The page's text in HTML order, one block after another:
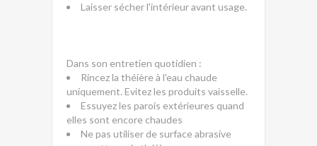
Laisser sécher l'intérieur avant usage.
Dans son entretien quotidien :
Rincez la théière à l'eau chaude
uniquement. Evitez les produits vaisselle.
Essuyez les parois extérieures quand
elles sont encore chaudes
Ne pas utiliser de surface abrasive